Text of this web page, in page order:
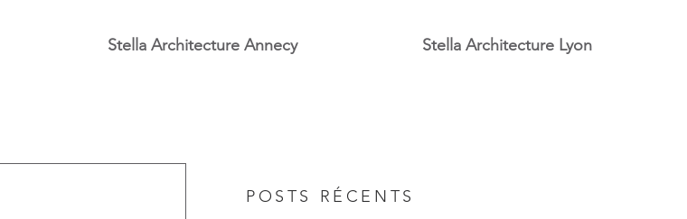
Stella Architecture Annecy Stella Architecture Lyon
POSTS RÉCENTS